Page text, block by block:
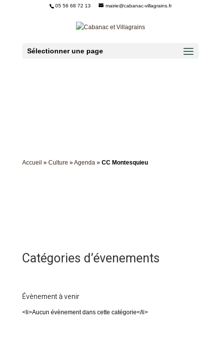
05 56 68 72 13 mairie@cabanac-villagrains.fr
Sélectionner une page
Accueil » Culture »Agenda» CC Montesquieu
Catégories d’évenements
Évènement à venir
<li>Aucun évènement dans cette catégorie</li>